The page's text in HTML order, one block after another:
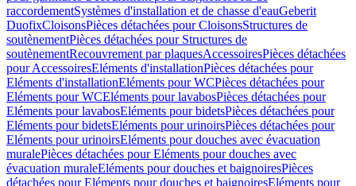
raccordementSystèmes d'installation et de chasse d'eauGeberit
DuofixCloisonsPièces détachées pour CloisonsStructures de
soutènementPièces détachées pour Structures de
soutènementRecouvrement par plaquesAccessoiresPièces détachées
pour AccessoiresEléments d'installationPièces détachées pour
Eléments d'installationEléments pour WCPièces détachées pour
Eléments pour WCEléments pour lavabosPièces détachées pour
Eléments pour lavabosEléments pour bidetsPièces détachées pour
Eléments pour bidetsEléments pour urinoirsPièces détachées pour
Eléments pour urinoirsEléments pour douches avec évacuation
muralePièces détachées pour Eléments pour douches avec
évacuation muraleEléments pour douches et baignoiresPièces
détachées pour Eléments pour douches et baignoiresEléments pour